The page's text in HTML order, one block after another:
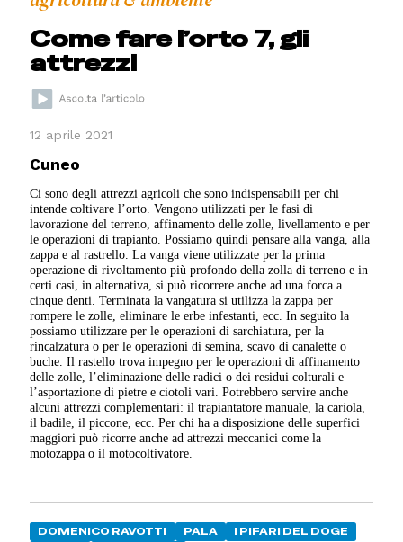
Come fare l’orto 7, gli
attrezzi
12 aprile 2021
Cuneo
Ci sono degli attrezzi agricoli che sono indispensabili per chi
intende coltivare l’orto. Vengono utilizzati per le fasi di
lavorazione del terreno, affinamento delle zolle, livellamento e per
le operazioni di trapianto. Possiamo quindi pensare alla vanga, alla
zappa e al rastrello. La vanga viene utilizzate per la prima
operazione di rivoltamento più profondo della zolla di terreno e in
certi casi, in alternativa, si può ricorrere anche ad una forca a
cinque denti. Terminata la vangatura si utilizza la zappa per
rompere le zolle, eliminare le erbe infestanti, ecc. In seguito la
possiamo utilizzare per le operazioni di sarchiatura, per la
rincalzatura o per le operazioni di semina, scavo di canalette o
buche. Il rastello trova impegno per le operazioni di affinamento
delle zolle, l’eliminazione delle radici o dei residui colturali e
l’asportazione di pietre e ciotoli vari. Potrebbero servire anche
alcuni attrezzi complementari: il trapiantatore manuale, la cariola,
il badile, il piccone, ecc. Per chi ha a disposizione delle superfici
maggiori può ricorre anche ad attrezzi meccanici come la
motozappa o il motocoltivatore.
DOMENICO RAVOTTI PALA
I PIFARI DEL DOGE